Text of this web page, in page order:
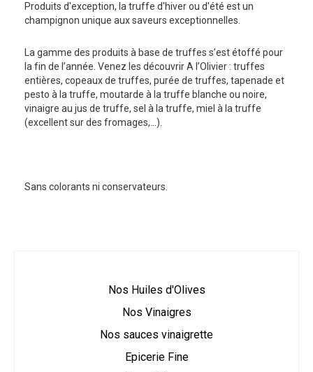
Produits d'exception, la truffe d'hiver ou d'été est un
champignon unique aux saveurs exceptionnelles.
La gamme des produits à base de truffes s’est étoffé pour
la fin de l’année. Venez les découvrir A l’Olivier : truffes
entières, copeaux de truffes, purée de truffes, tapenade et
pesto à la truffe, moutarde à la truffe blanche ou noire,
vinaigre au jus de truffe, sel à la truffe, miel à la truffe
(excellent sur des fromages,…).
Sans colorants ni conservateurs.
Nos Huiles d'Olives
Nos Vinaigres
Nos sauces vinaigrette
Epicerie Fine